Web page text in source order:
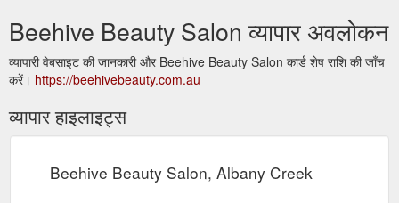
Beehive Beauty Salon व्यापार अवलोकन
व्यापारी वेबसाइट की जानकारी और Beehive Beauty Salon कार्ड शेष राशि की जाँच
करें। https://beehivebeauty.com.au
व्यापार हाइलाइट्स
Beehive Beauty Salon, Albany Creek